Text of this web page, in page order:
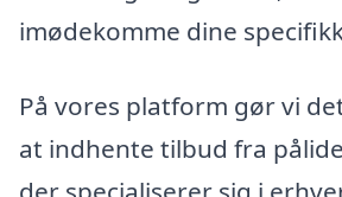
imødekomme dine
På vores platform gør vi
at indhente tilbud fra